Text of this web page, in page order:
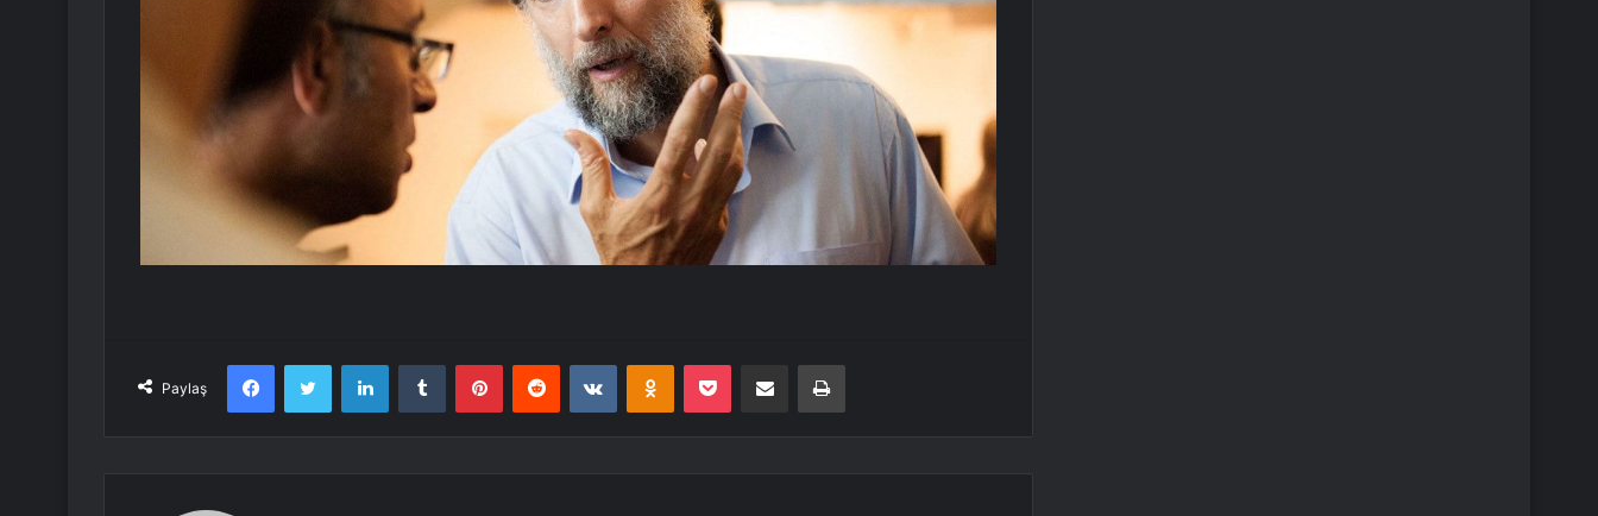
Paylaş
FacebookTwitter LinkedInTumblr PinterestReddit VKontakteOdnoklassniki
Pocket E-Posta ile paylaş Yazdır